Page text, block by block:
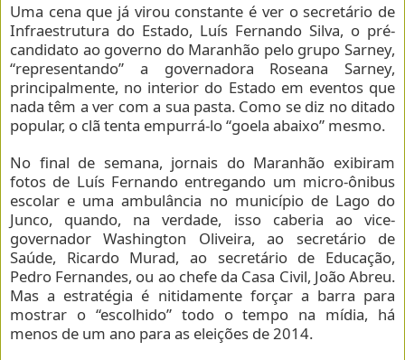
Uma cena que já virou constante é ver o secretário de
Infraestrutura do Estado, Luís Fernando Silva, o pré-
candidato ao governo do Maranhão pelo grupo Sarney,
“representando” a governadora Roseana Sarney,
principalmente, no interior do Estado em eventos que
nada têm a ver com a sua pasta. Como se diz no ditado
popular, o clã tenta empurrá-lo “goela abaixo” mesmo.
No final de semana, jornais do Maranhão exibiram
fotos de Luís Fernando entregando um micro-ônibus
escolar e uma ambulância no município de Lago do
Junco, quando, na verdade, isso caberia ao vice-
governador Washington Oliveira, ao secretário de
Saúde, Ricardo Murad, ao secretário de Educação,
Pedro Fernandes, ou ao chefe da Casa Civil, João Abreu.
Mas a estratégia é nitidamente forçar a barra para
mostrar o “escolhido” todo o tempo na mídia, há
menos de um ano para as eleições de 2014.